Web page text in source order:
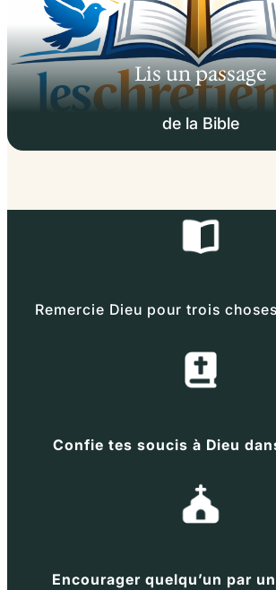
Lis un passage
de la Bible
Remercie Dieu pour trois
Confie tes soucis à Dieu
Encourager quelqu’un par